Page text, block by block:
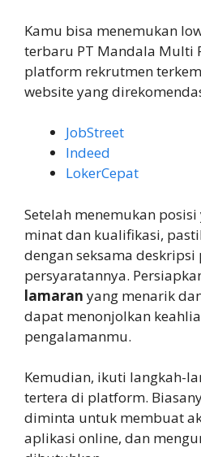
Kamu bisa menemukan
terbaru PT Mandala Multi
platform rekrutmen
website yang
JobStreet
Indeed
LokerCepat
Setelah menemukan
minat dan kualifikasi,
dengan seksama
persyaratannya.
lamaran yang menarik
dapat menonjolkan
pengalamanmu.
Kemudian, ikuti langkah-
tertera di platform.
diminta untuk membuat
aplikasi online, dan